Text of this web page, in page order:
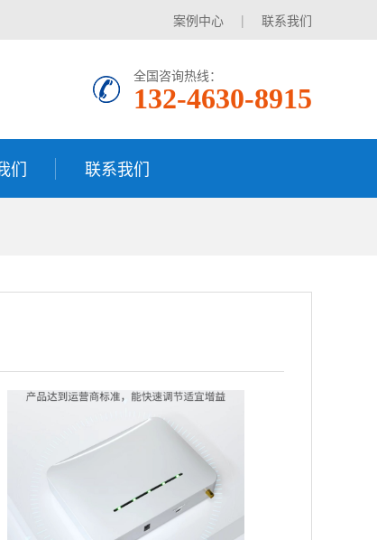
案例中心 | 联系我们
全国咨询热线：
132-4630-8915
们 联系我们